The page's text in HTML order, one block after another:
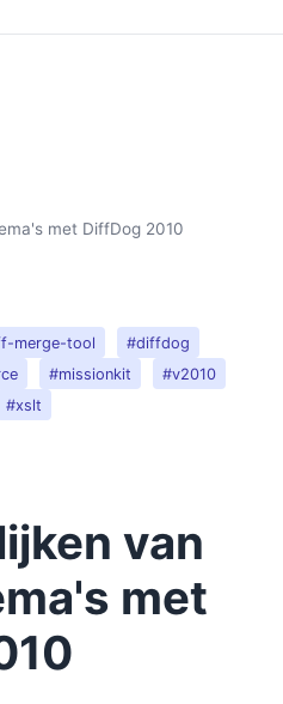
met DiffDog 2010
merge-tool
#diffdog
#missionkit
#v2010
#xslt
van
met